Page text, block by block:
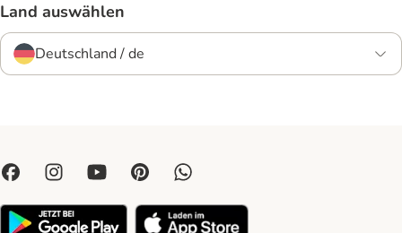
Land auswählen
Deutschland / de